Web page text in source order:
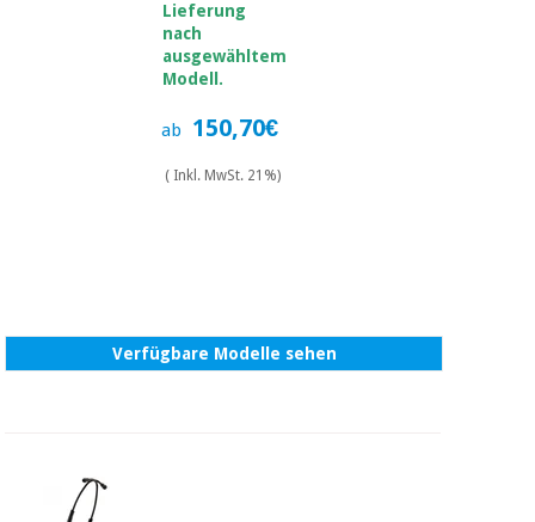
Lieferung
nach
ausgewähltem
Modell.
ab 150,70€
( Inkl. MwSt. 21%)
Verfügbare Modelle sehen